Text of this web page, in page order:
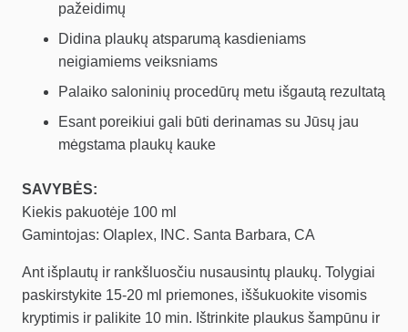
pažeidimų
Didina plaukų atsparumą kasdieniams
neigiamiems veiksniams
Palaiko saloninių procedūrų metu išgautą rezultatą
Esant poreikiui gali būti derinamas su Jūsų jau
mėgstama plaukų kauke
SAVYBĖS:
Kiekis pakuotėje 100 ml
Gamintojas: Olaplex, INC. Santa Barbara, CA
Ant išplautų ir rankšluosčiu nusausintų plaukų. Tolygiai
paskirstykite 15-20 ml priemones, iššukuokite visomis
kryptimis ir palikite 10 min. Ištrinkite plaukus šampūnu ir